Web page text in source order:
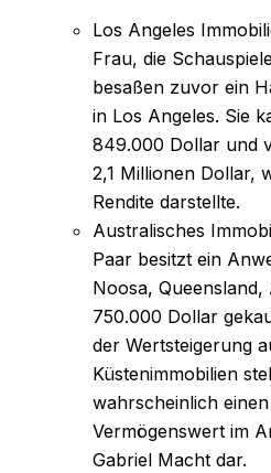
Los Angeles
Frau, die
besaßen zuvor ein
in Los Angeles. Sie
849.000 Dollar und
2,1 Millionen Dollar,
Rendite darstellte.
Australisches
Paar besitzt ein
Noosa,
750.000 Dollar
der Wertsteigerung
Küstenimmobilien
wahrscheinlich
Vermögenswert im
Gabriel Macht dar.